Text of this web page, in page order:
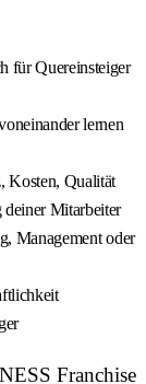
für Quereinsteiger
lernen
Kosten, Qualität
Mitarbeiter
Management oder
Franchise